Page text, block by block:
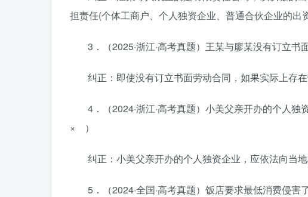
担责任(个体工商户、个人独资企业、普通合伙企业的出
3．（2025·浙江·高考真题）王某与廖某没有订立
纠正：即使没有订立书面劳动合同，如果实际上存
4．（2024·浙江·高考真题）小美父亲开办的个人
× ）
纠正：小美父亲开办的个人独资企业，应依法向当
5．（2024·全国·高考真题）饭店要求最低消费侵